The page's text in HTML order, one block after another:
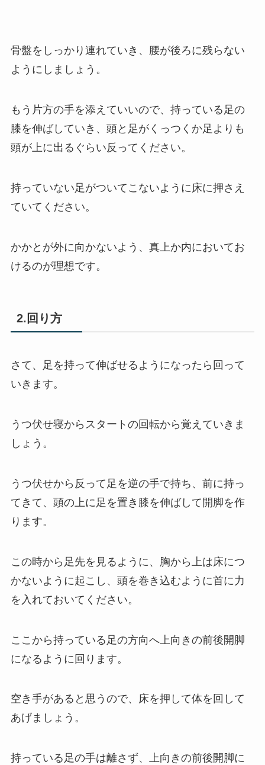
骨盤をしっかり連れていき、腰が後ろに残らない
ようにしましょう。
もう片方の手を添えていいので、持っている足の
膝を伸ばしていき、頭と足がくっつくか足よりも
頭が上に出るぐらい反ってください。
持っていない足がついてこないように床に押さえ
ていてください。
かかとが外に向かないよう、真上か内においてお
けるのが理想です。
2.回り方
さて、足を持って伸ばせるようになったら回って
いきます。
うつ伏せ寝からスタートの回転から覚えていきま
しょう。
うつ伏せから反って足を逆の手で持ち、前に持っ
てきて、頭の上に足を置き膝を伸ばして開脚を作
ります。
この時から足先を見るように、胸から上は床につ
かないように起こし、頭を巻き込むように首に力
を入れておいてください。
ここから持っている足の方向へ上向きの前後開脚
になるように回ります。
空き手があると思うので、床を押して体を回して
あげましょう。
持っている足の手は離さず、上向きの前後開脚に